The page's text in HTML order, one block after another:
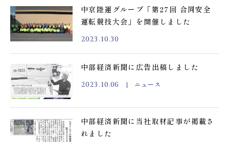
中京陸運グループ「第27回 合同安全
運転競技大会」を開催しました
2023.10.30
中部経済新聞に広告出稿しました
2023.10.06 ニュース
中部経済新聞に当社取材記事が掲載さ
れました